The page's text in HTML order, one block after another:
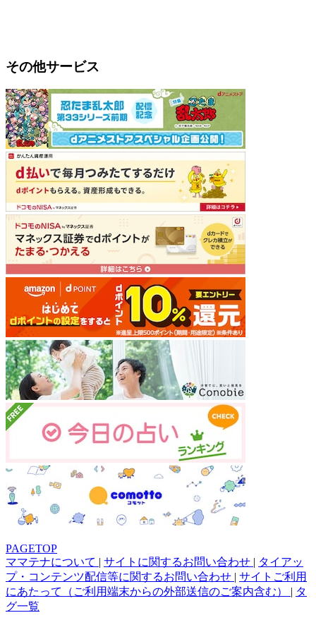
その他サービス
PAGETOP
ママテナについて | サイトに関するお問い合わせ | タイアッ
プ・コンテンツ配信等に関するお問い合わせ | サイトご利用
にあたって（ご利用端末からの外部送信のご案内含む） | タ
グ一覧